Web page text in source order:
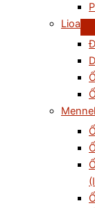
Lioa